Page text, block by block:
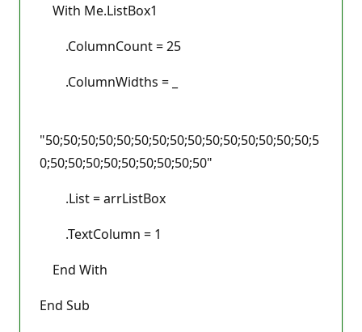
With Me.ListBox1
.ColumnCount = 25
.ColumnWidths = _
"50;50;50;50;50;50;50;50;50;50;50;50;50;50;50;5
0;50;50;50;50;50;50;50;50;50"
.List = arrListBox
.TextColumn = 1
End With
End Sub